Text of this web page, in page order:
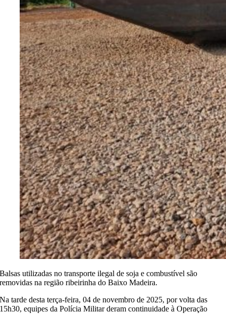
Balsas utilizadas no transporte ilegal de soja e combustível são
removidas na região ribeirinha do Baixo Madeira.
Na tarde desta terça-feira, 04 de novembro de 2025, por volta das
15h30, equipes da Polícia Militar deram continuidade à Operação